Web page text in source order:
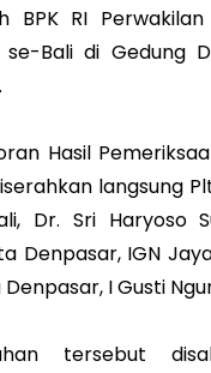
BPK RI
Bali di Gedung
Hasil
langsung
Dr. Sri Haryoso
Denpasar, IGN
I Gusti
tersebut